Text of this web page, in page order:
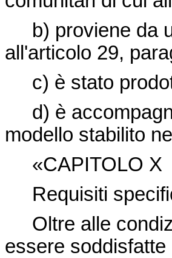
b) proviene da
all'articolo 29,
c) è stato
d) è
modello stabilito
«CAPITOLO X
Requisiti
Oltre alle
essere